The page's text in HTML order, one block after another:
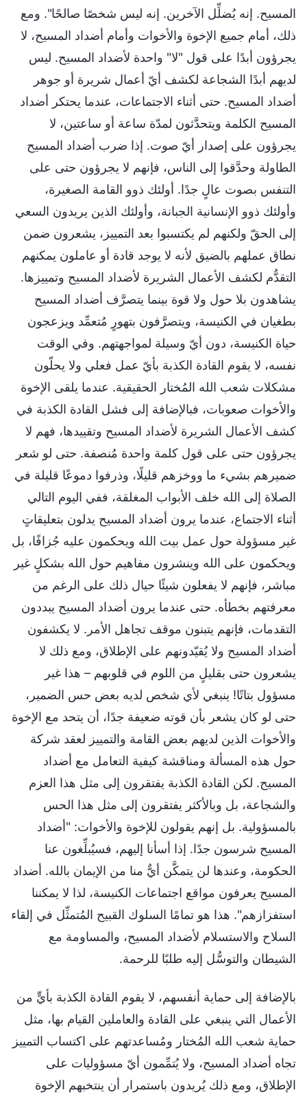
المسيح. إنه يُضلِّل الآخرين. إنه ليس شخصًا صالحًا". ومع
ذلك، أمام جميع الإخوة والأخوات وأمام أضداد المسيح، لا
يجرؤون أبدًا على قول "لا" واحدة لأضداد المسيح. ليس
لديهم أبدًا الشجاعة لكشف أيّ أعمال شريرة أو جوهر
أضداد المسيح. حتى أثناء الاجتماعات، عندما يحتكر أضداد
المسيح الكلمة ويتحدَّثون لمدّة ساعة أو ساعتين، لا
يجرؤون على إصدار أيّ صوت. إذا ضرب أضداد المسيح
الطاولة وحدَّقوا إلى الناس، فإنهم لا يجرؤون حتى على
التنفس بصوت عالٍ جدًا. أولئك ذوو القامة الصغيرة،
وأولئك ذوو الإنسانية الجبانة، وأولئك الذين يريدون السعي
إلى الحقّ ولكنهم لم يكتسبوا بعد التمييز، يشعرون ضمن
نطاق عملهم بالضيق لأنه لا يوجد قادة أو عاملون يمكنهم
التقدُّم لكشف الأعمال الشريرة لأضداد المسيح وتمييزها.
يشاهدون بلا حول ولا قوة بينما يتصرَّف أضداد المسيح
بطغيان في الكنيسة، ويتصرَّفون بتهورٍ مُتعمِّد ويزعجون
حياة الكنيسة، دون أيّ وسيلة لمواجهتهم. وفي الوقت
نفسه، لا يقوم القادة الكذبة بأيّ عمل فعلي ولا يحلّون
مشكلات شعب الله المُختار الحقيقية. عندما يلقى الإخوة
والأخوات صعوبات، فبالإضافة إلى فشل القادة الكذبة في
كشف الأعمال الشريرة لأضداد المسيح وتقييدها، فهم لا
يجرؤون حتى على قول كلمة واحدة مُنصفة. حتى لو شعر
ضميرهم بشيء ما ووخزهم قليلًا، وذرفوا دموعًا قليلة في
الصلاة إلى الله خلف الأبواب المغلقة، ففي اليوم التالي
أثناء الاجتماع، عندما يرون أضداد المسيح يدلون بتعليقاتٍ
غير مسؤولة حول عمل بيت الله ويحكمون عليه جُزافًا، بل
ويحكمون على الله وينشرون مفاهيم حول الله بشكلٍ غير
مباشر، فإنهم لا يفعلون شيئًا حيال ذلك على الرغم من
معرفتهم بخطأه. حتى عندما يرون أضداد المسيح يبددون
التقدمات، فإنهم يتبنون موقف تجاهل الأمر. لا يكشفون
أضداد المسيح ولا يُقيّدونهم على الإطلاق، ومع ذلك لا
يشعرون حتى بقليلٍ من اللوم في قلوبهم – هذا غير
مسؤول بتاتًا! ينبغي لأي شخص لديه بعض حس الضمير،
حتى لو كان يشعر بأن قوته ضعيفة جدًا، أن يتحد مع الإخوة
والأخوات الذين لديهم بعض القامة والتمييز لعقد شركة
حول هذه المسألة ومناقشة كيفية التعامل مع أضداد
المسيح. لكن القادة الكذبة يفتقرون إلى مثل هذا العزم
والشجاعة، بل وبالأكثر يفتقرون إلى مثل هذا الحس
بالمسؤولية. بل إنهم يقولون للإخوة والأخوات: "أضداد
المسيح شرسون جدًا. إذا أسأنا إليهم، فسيُبلِّغون عنا
الحكومة، وعندها لن يتمكَّن أيٌّ منا من الإيمان بالله. أضداد
المسيح يعرفون مواقع اجتماعات الكنيسة، لذا لا يمكننا
استفزازهم". هذا هو تمامًا السلوك القبيح المُتمثِّل في إلقاء
السلاح والاستسلام لأضداد المسيح، والمساومة مع
الشيطان والتوسُّل إليه طلبًا للرحمة.
بالإضافة إلى حماية أنفسهم، لا يقوم القادة الكذبة بأيٍّ من
الأعمال التي ينبغي على القادة والعاملين القيام بها، مثل
حماية شعب الله المُختار ومُساعدتهم على اكتساب التمييز
تجاه أضداد المسيح، ولا يُتمِّمون أيّ مسؤوليات على
الإطلاق، ومع ذلك يُريدون باستمرار أن ينتخبهم الإخوة